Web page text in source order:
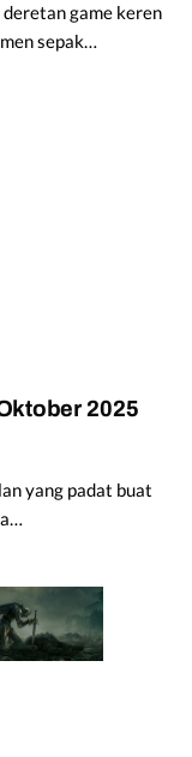
game keren
sepak…
2025
yang padat buat